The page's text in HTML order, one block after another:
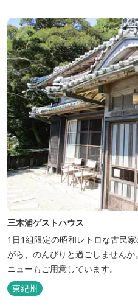
三木浦ゲストハウス
1日1組限定の昭和レトロな古民
がら、のんびりと過ごしません
ニューもご用意しています。
東紀州